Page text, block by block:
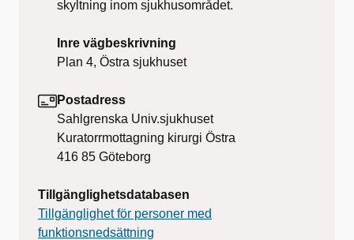
skyltning inom sjukhusområdet.
Inre vägbeskrivning
Plan 4, Östra sjukhuset
Postadress
Sahlgrenska Univ.sjukhuset
Kuratorrmottagning kirurgi Östra
416 85 Göteborg
Tillgänglighetsdatabasen
Tillgänglighet för personer med
funktionsnedsättning